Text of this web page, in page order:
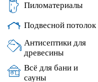
Пиломатериалы
Подвесной потолок
Антисептики для
древесины
Всё для бани и
сауны